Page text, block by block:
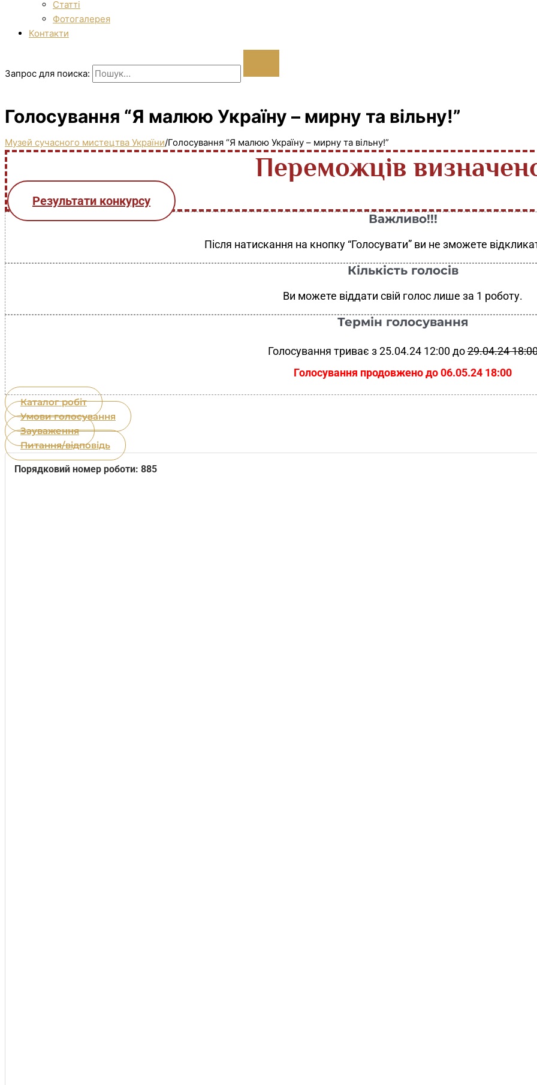
Статті
Фотогалерея
Контакти
Запрос для поиска:
Голосування “Я малюю Україну – мирну та вільну!”
Музей сучасного мистецтва України/Голосування “Я малюю Україну – мирну та вільну!”
Переможців
Результати конкурсу
Важливо!!!
Після натискання на кнопку “Голосувати” ви не зможете
Кількість голосів
Ви можете віддати свій голос лише за 1 роботу.
Термін голосування
Голосування триває з 25.04.24 12:00 до29.04.24
Голосування продовжено до 06.05.24 18:00
Каталог робіт
Умови голосування
Зауваження
Питання/відповідь
Порядковий номер роботи: 885